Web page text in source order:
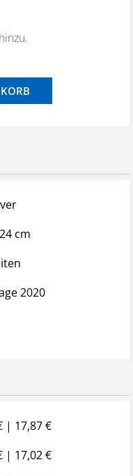
cm
2020
| 17,87 €
| 17,02 €